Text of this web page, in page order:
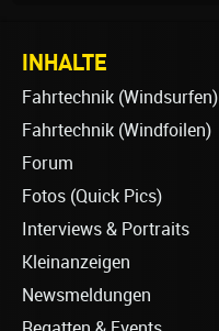
INHALTE
Fahrtechnik (Windsurfen)
Fahrtechnik (Windfoilen)
Forum
Fotos (Quick Pics)
Interviews & Portraits
Kleinanzeigen
Newsmeldungen